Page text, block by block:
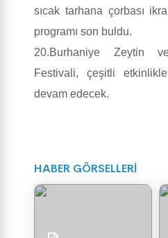
sıcak tarhana çorbası
programı son buldu.
20.Burhaniye Zeytin
Festivali, çeşitli
devam edecek.
HABER GÖRSELLERİ